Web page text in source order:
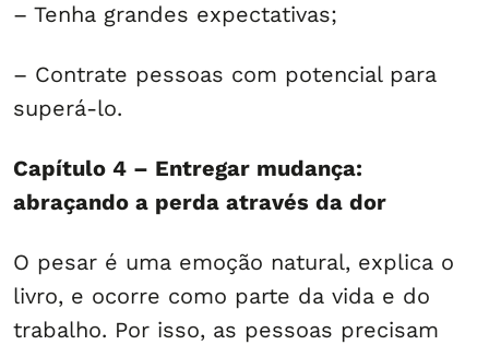
– Tenha grandes expectativas;
– Contrate pessoas com potencial para
superá-lo.
Capítulo 4 – Entregar mudança:
abraçando a perda através da dor
O pesar é uma emoção natural, explica o
livro, e ocorre como parte da vida e do
trabalho. Por isso, as pessoas precisam